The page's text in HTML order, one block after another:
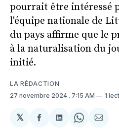
pourrait être intéressé
l'équipe nationale de
du pays affirme que le
à la naturalisation du
initié.
LA RÉDACTION
27 novembre 2024 . 7:15 AM 1
𝕏
PartagerPartager
Share